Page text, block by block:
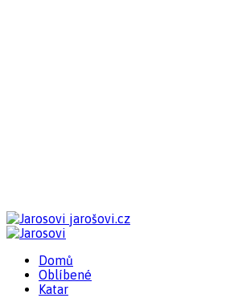
jarošovi.cz
Domů
Oblíbené
Katar